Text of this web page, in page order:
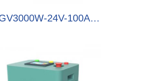
24V-100A充电机